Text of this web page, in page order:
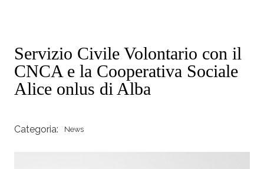
Servizio Civile Volontario con il
CNCA e la Cooperativa Sociale
Alice onlus di Alba
Categoria: News